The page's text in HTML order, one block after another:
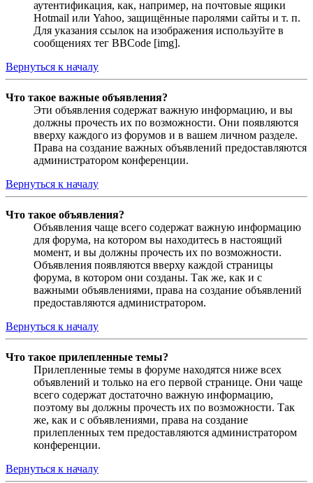
аутентификация, как, например, на почтовые ящики
Hotmail или Yahoo, защищённые паролями сайты и т. п.
Для указания ссылок на изображения используйте в
сообщениях тег BBCode [img].
Вернуться к началу
Что такое важные объявления?
Эти объявления содержат важную информацию, и вы
должны прочесть их по возможности. Они появляются
вверху каждого из форумов и в вашем личном разделе.
Права на создание важных объявлений предоставляются
администратором конференции.
Вернуться к началу
Что такое объявления?
Объявления чаще всего содержат важную информацию
для форума, на котором вы находитесь в настоящий
момент, и вы должны прочесть их по возможности.
Объявления появляются вверху каждой страницы
форума, в котором они созданы. Так же, как и с
важными объявлениями, права на создание объявлений
предоставляются администратором.
Вернуться к началу
Что такое прилепленные темы?
Прилепленные темы в форуме находятся ниже всех
объявлений и только на его первой странице. Они чаще
всего содержат достаточно важную информацию,
поэтому вы должны прочесть их по возможности. Так
же, как и с объявлениями, права на создание
прилепленных тем предоставляются администратором
конференции.
Вернуться к началу